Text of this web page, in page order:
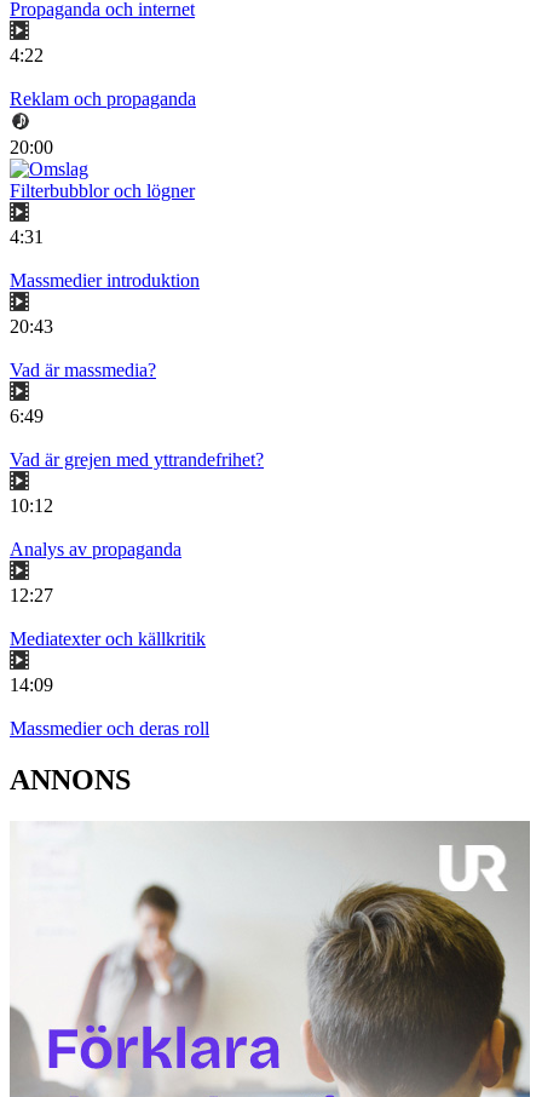
Propaganda och internet
4:22
Reklam och propaganda
20:00
Filterbubblor och lögner
4:31
Massmedier introduktion
20:43
Vad är massmedia?
6:49
Vad är grejen med yttrandefrihet?
10:12
Analys av propaganda
12:27
Mediatexter och källkritik
14:09
Massmedier och deras roll
ANNONS